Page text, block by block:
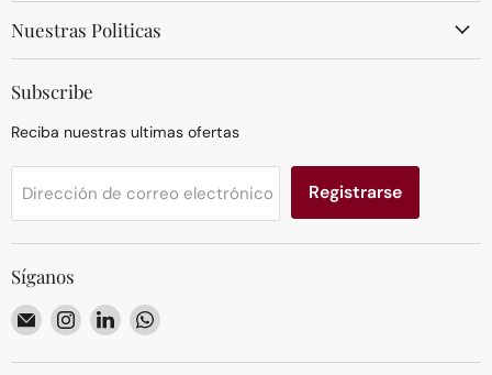
Nuestras Politicas
Subscribe
Reciba nuestras ultimas ofertas
Dirección de correo electrónico Registrarse
Síganos
Encuéntrenos
en
Correo
Encuéntrenos
en
Instagram
Encuéntrenos
en
LinkedIn
Encuéntrenos
WhatsApp